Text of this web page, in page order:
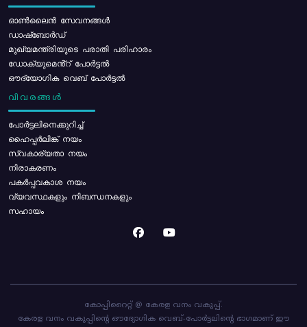
ഓൺലൈൻ സേവനങ്ങൾ
ഡാഷ്ബോർഡ്
മുഖ്യമന്ത്രിയുടെ പരാതി പരിഹാരം
ഡോക്യുമെൻ്റ് പോർട്ടൽ
ഔദ്യോഗിക വെബ് പോർട്ടൽ
വിവരങ്ങൾ
പോര്‍ട്ടലിനെക്കുറിച്ച്
ഹൈപ്പർലിങ്ക് നയം
സ്വകാര്യതാ നയം
നിരാകരണം
പകർപ്പവകാശ നയം
വ്യവസ്ഥകളും നിബന്ധനകളും
സഹായം
കോപ്പിറൈറ്റ് @ കേരള വനം വകുപ്പ്.
കേരള വനം വകുപ്പിന്റെ ഔദ്യോഗിക വെബ്-പോർട്ടലിന്റെ ഭാഗമാണ് ഈ